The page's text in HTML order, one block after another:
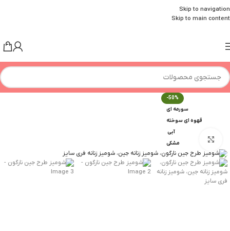
Skip to navigation
Skip to main content
-50%
سورمه ای
قهوه ای سوخته
آبی
مشکی
برای بزرگنمایی کلیک کنید